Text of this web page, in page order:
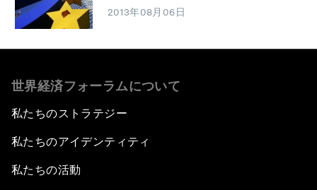
2013年08月06日
世界経済フォーラムについて
私たちのストラテジー
私たちのアイデンティティ
私たちの活動